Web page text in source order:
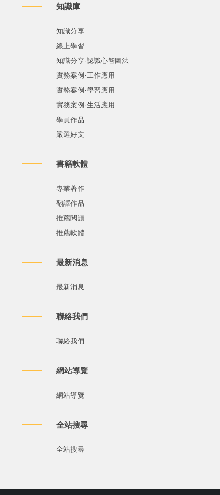
知識庫
知識分享
線上學習
知識分享-認識心智圖法
實務案例-工作應用
實務案例-學習應用
實務案例-生活應用
學員作品
嚴選好文
書籍軟體
專業著作
翻譯作品
推薦閱讀
推薦軟體
最新消息
最新消息
聯絡我們
聯絡我們
網站導覽
網站導覽
全站搜尋
全站搜尋